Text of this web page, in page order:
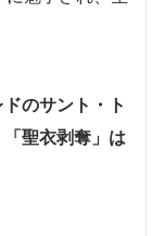
ドのサント・ト
「聖衣剥奪」は